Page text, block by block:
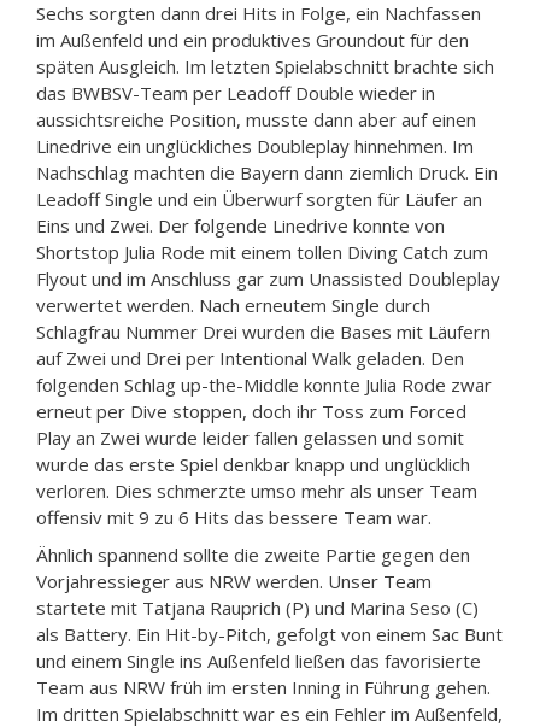
Sechs sorgten dann drei Hits in Folge, ein Nachfassen
im Außenfeld und ein produktives Groundout für den
späten Ausgleich. Im letzten Spielabschnitt brachte sich
das BWBSV-Team per Leadoff Double wieder in
aussichtsreiche Position, musste dann aber auf einen
Linedrive ein unglückliches Doubleplay hinnehmen. Im
Nachschlag machten die Bayern dann ziemlich Druck. Ein
Leadoff Single und ein Überwurf sorgten für Läufer an
Eins und Zwei. Der folgende Linedrive konnte von
Shortstop Julia Rode mit einem tollen Diving Catch zum
Flyout und im Anschluss gar zum Unassisted Doubleplay
verwertet werden. Nach erneutem Single durch
Schlagfrau Nummer Drei wurden die Bases mit Läufern
auf Zwei und Drei per Intentional Walk geladen. Den
folgenden Schlag up-the-Middle konnte Julia Rode zwar
erneut per Dive stoppen, doch ihr Toss zum Forced
Play an Zwei wurde leider fallen gelassen und somit
wurde das erste Spiel denkbar knapp und unglücklich
verloren. Dies schmerzte umso mehr als unser Team
offensiv mit 9 zu 6 Hits das bessere Team war.
Ähnlich spannend sollte die zweite Partie gegen den
Vorjahressieger aus NRW werden. Unser Team
startete mit Tatjana Rauprich (P) und Marina Seso (C)
als Battery. Ein Hit-by-Pitch, gefolgt von einem Sac Bunt
und einem Single ins Außenfeld ließen das favorisierte
Team aus NRW früh im ersten Inning in Führung gehen.
Im dritten Spielabschnitt war es ein Fehler im Außenfeld,